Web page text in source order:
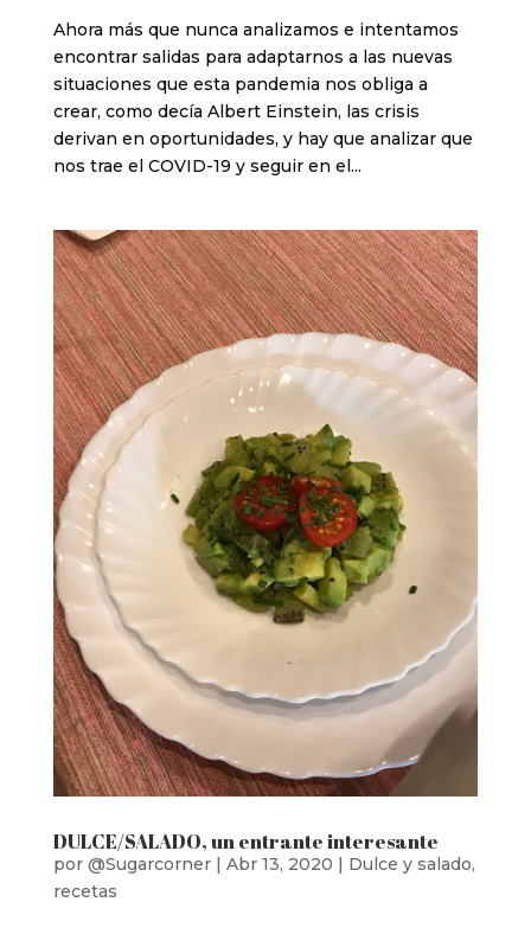
Ahora más que nunca analizamos e intentamos
encontrar salidas para adaptarnos a las nuevas
situaciones que esta pandemia nos obliga a
crear, como decía Albert Einstein, las crisis
derivan en oportunidades, y hay que analizar que
nos trae el COVID-19 y seguir en el...
DULCE/SALADO, un entrante interesante
por @Sugarcorner| Abr 13, 2020 | Dulce y salado,
recetas